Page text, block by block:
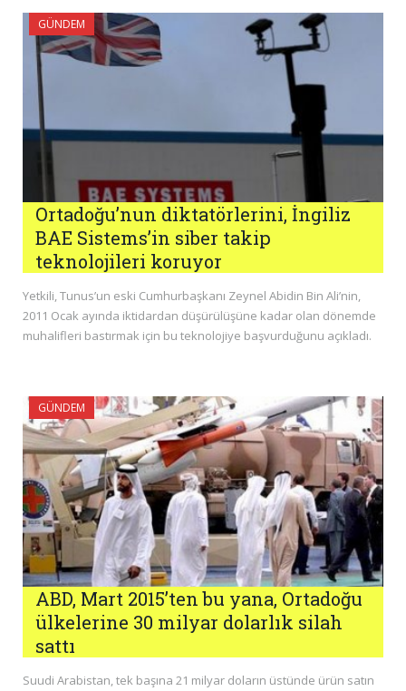
GÜNDEM
Ortadoğu’nun diktatörlerini, İngiliz
BAE Sistems’in siber takip
teknolojileri koruyor
Yetkili, Tunus’un eski Cumhurbaşkanı Zeynel Abidin Bin Ali’nin,
2011 Ocak ayında iktidardan düşürülüşüne kadar olan dönemde
muhalifleri bastırmak için bu teknolojiye başvurduğunu açıkladı.
GÜNDEM
ABD, Mart 2015’ten bu yana, Ortadoğu
ülkelerine 30 milyar dolarlık silah
sattı
Suudi Arabistan, tek başına 21 milyar doların üstünde ürün satın